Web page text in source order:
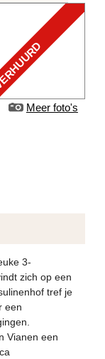
Meer foto's
3-
zich op een
tref je
een
Vianen een